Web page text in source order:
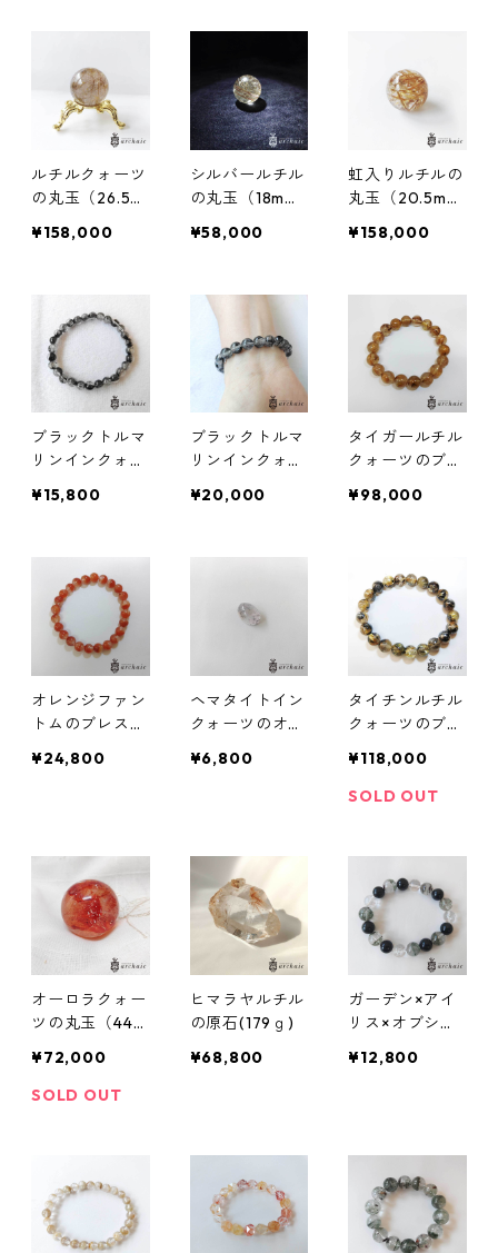
ルチルクォーツ
の丸玉（26.5m
¥158,000
シルバールチル
の丸玉（18m
¥58,000
虹入りルチルの
丸玉（20.5m
¥158,000
ブラックトルマ
リンインクォー
ト（7mm）
¥15,800
ブラックトルマ
リンインクォー
ト（9mm）
¥20,000
タイガールチル
クォーツのブレ
m）
¥98,000
オレンジファン
トムのブレスレ
¥24,800
ヘマタイトイン
クォーツのオー
ルース
¥6,800
タイチンルチル
クォーツのブレ
m）
¥118,000
SOLD OUT
オーロラクォー
ツの丸玉（44m
¥72,000
SOLD OUT
ヒマラヤルチル
の原石(179ｇ)
¥68,800
ガーデン×アイ
リス×オブシデ
スブレスレット
¥12,800